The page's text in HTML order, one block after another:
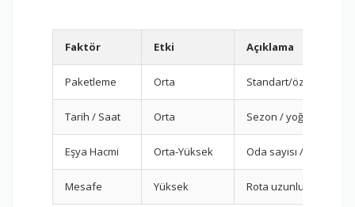
Faktör Etki Açıklama
Paketleme Orta Standart/özel
Tarih / Saat Orta Sezon / yoğunluk
Eşya Hacmi Orta-Yüksek Oda sayısı / m³
Mesafe Yüksek Rota uzunluğu